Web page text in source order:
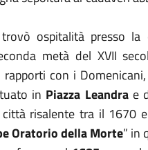
ospitalità presso
metà del XVII
con i
in Piazza Leandrae
risalente tra il 1670
Oratorio della Morte” in